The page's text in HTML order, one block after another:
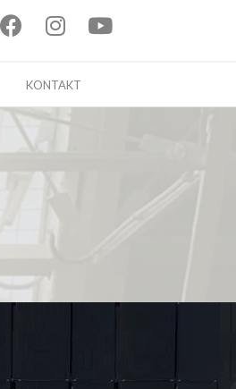
facebook
instagram
youtube
KONTAKT